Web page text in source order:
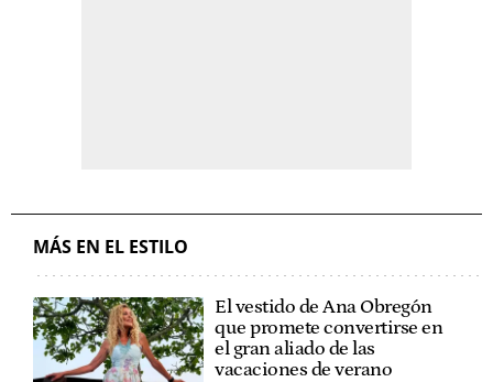
MÁS EN EL ESTILO
El vestido de Ana Obregón
que promete convertirse en
el gran aliado de las
vacaciones de verano